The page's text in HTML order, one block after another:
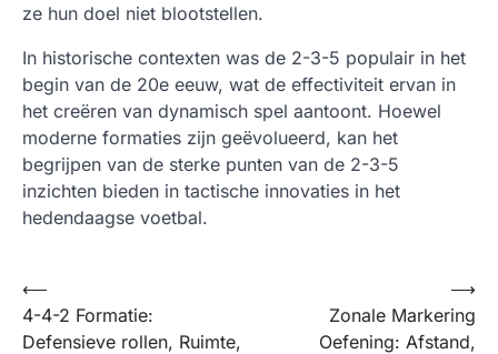
ze hun doel niet blootstellen.
In historische contexten was de 2-3-5 populair in het
begin van de 20e eeuw, wat de effectiviteit ervan in
het creëren van dynamisch spel aantoont. Hoewel
moderne formaties zijn geëvolueerd, kan het
begrijpen van de sterke punten van de 2-3-5
inzichten bieden in tactische innovaties in het
hedendaagse voetbal.
Post
navigation
⟵
4-4-2 Formatie:
Defensieve rollen, Ruimte,
Zonale Markering
Oefening: Afstand,
⟶